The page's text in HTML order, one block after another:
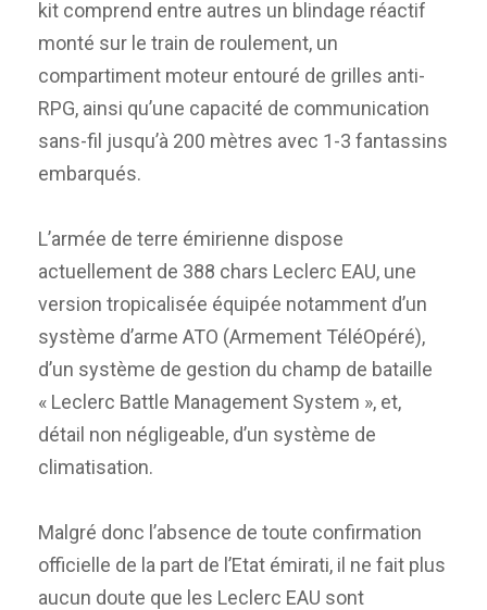
kit comprend entre autres un blindage réactif
monté sur le train de roulement, un
compartiment moteur entouré de grilles anti-
RPG, ainsi qu’une capacité de communication
sans-fil jusqu’à 200 mètres avec 1-3 fantassins
embarqués.
L’armée de terre émirienne dispose
actuellement de 388 chars Leclerc EAU, une
version tropicalisée équipée notamment d’un
système d’arme ATO (Armement TéléOpéré),
d’un système de gestion du champ de bataille
« Leclerc Battle Management System », et,
détail non négligeable, d’un système de
climatisation.
Malgré donc l’absence de toute confirmation
officielle de la part de l’Etat émirati, il ne fait plus
aucun doute que les Leclerc EAU sont